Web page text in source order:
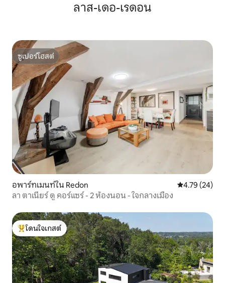
ลาส-เดอ-เรดอน
ซูเปอร์โฮสต์
ซูเปอร์โฮสต์
อพาร์ทเมนท์ใน Redon คะแนนเฉลี่ย
4.79 (24)
ลา ตาเนียร์ ดู คอร์แซร์ - 2 ห้องนอน - ใจกลางเมือง
โดนใจเกสต์ที่สุด
โดนใจเกสต์